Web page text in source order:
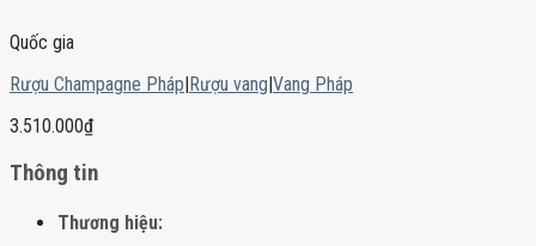
Quốc gia
Rượu Champagne Pháp|Rượu vang|Vang Pháp
3.510.000₫
Thông tin
Thương hiệu: